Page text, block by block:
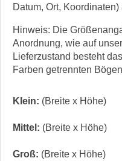
Datum, Ort,
Hinweis: Die
Anordnung, wie auf
Lieferzustand besteht
Farben getrennten
Klein: (Breite x Höhe)
Mittel: (Breite x Höhe)
Groß: (Breite x Höhe)